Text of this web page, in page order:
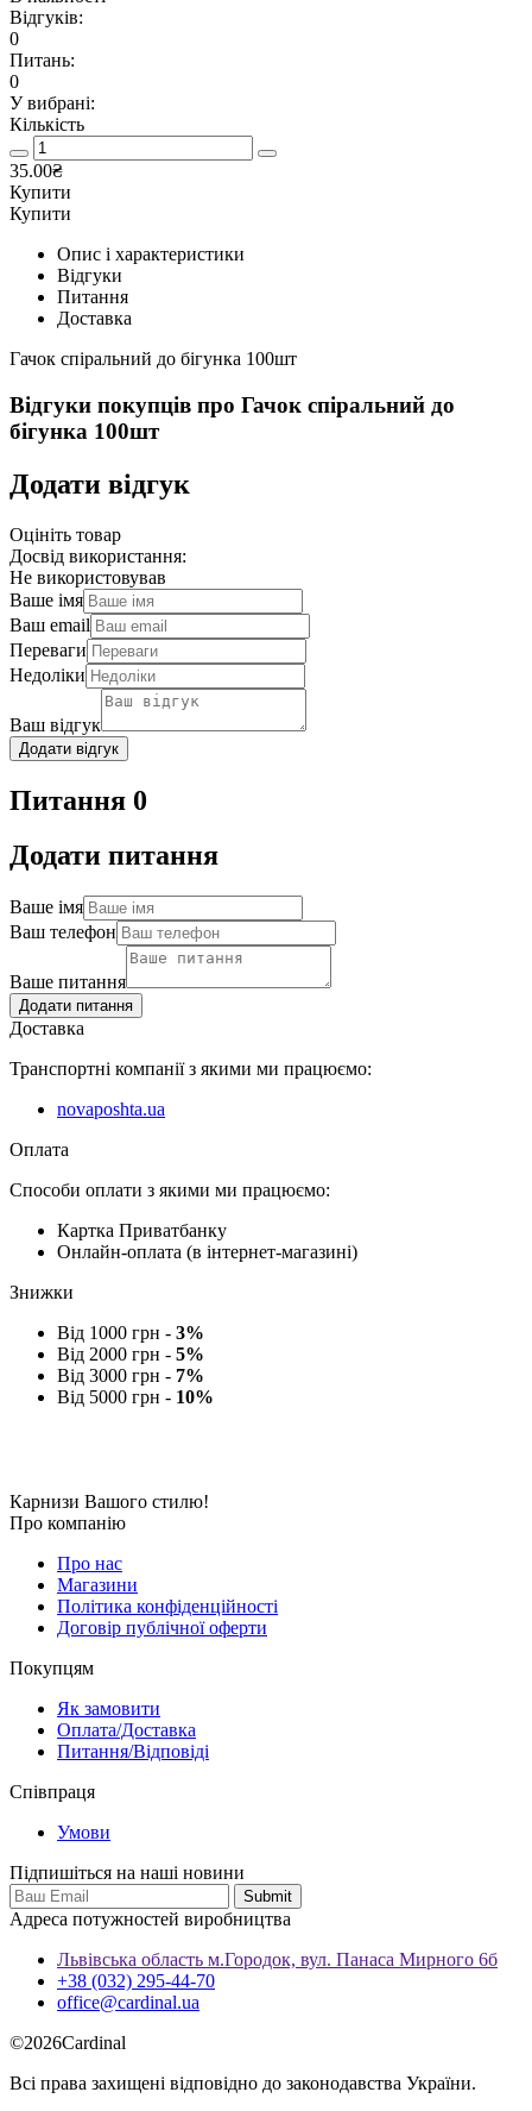
Відгуків:
0
Питань:
0
У вибрані:
Кількість
35.00₴
Купити
Купити
Опис і характеристики
Відгуки
Питання
Доставка
Гачок спіральний до бігунка 100шт
Відгуки покупців про Гачок спіральний до
бігунка 100шт
Додати відгук
Оцініть товар
Досвід використання:
Не використовував
Ваше імя
Ваш email
Переваги
Недоліки
Ваш відгук
Додати відгук
Питання 0
Додати питання
Ваше імя
Ваш телефон
Ваше питання
Додати питання
Доставка
Транспортні компанії з якими ми працюємо:
novaposhta.ua
Оплата
Способи оплати з якими ми працюємо:
Картка Приватбанку
Онлайн-оплата (в інтернет-магазині)
Знижки
Від 1000 грн - 3%
Від 2000 грн - 5%
Від 3000 грн - 7%
Від 5000 грн - 10%
Карнизи Вашого стилю!
Про компанію
Про нас
Магазини
Політика конфіденційності
Договір публічної оферти
Покупцям
Як замовити
Оплата/Доставка
Питання/Відповіді
Співпраця
Умови
Підпишіться на наші новини
Адреса потужностей виробництва
Львівська область м.Городок, вул. Панаса Мирного 6б
+38 (032) 295-44-70
office@cardinal.ua
©2026Cardinal
Всі права захищені відповідно до законодавства України.